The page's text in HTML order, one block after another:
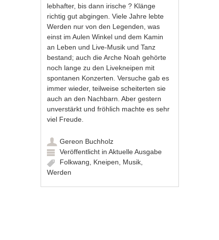
lebhafter, bis dann irische ? Klänge
richtig gut abgingen. Viele Jahre lebte
Werden nur von den Legenden, was
einst im Aulen Winkel und dem Kamin
an Leben und Live-Musik und Tanz
bestand; auch die Arche Noah gehörte
noch lange zu den Livekneipen mit
spontanen Konzerten. Versuche gab es
immer wieder, teilweise scheiterten sie
auch an den Nachbarn. Aber gestern
unverstärkt und fröhlich machte es sehr
viel Freude.
Gereon Buchholz
Veröffentlicht inAktuelle Ausgabe
Folkwang
Kneipen Musik
Werden